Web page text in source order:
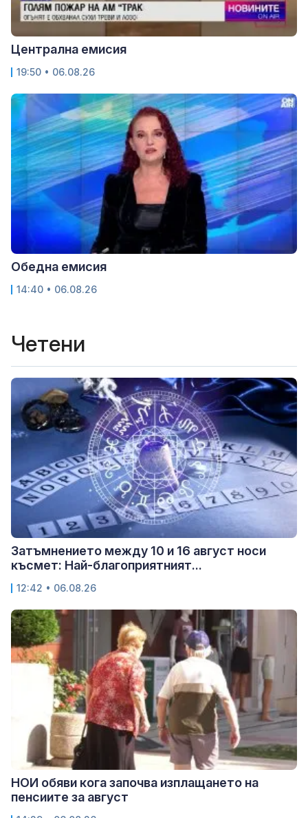
Централна емисия
19:50 • 06.08.26
Обедна емисия
14:40 • 06.08.26
Четени
Затъмнението между 10 и 16 август носи
късмет: Най-благоприятният...
12:42 • 06.08.26
НОИ обяви кога започва изплащането на
пенсиите за август